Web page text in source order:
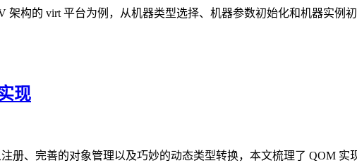
构的 virt 平台为例，从机器类型选择、机器参数初始化和机器实例
现
册、完善的对象管理以及巧妙的动态类型转换，本文梳理了 QOM 实